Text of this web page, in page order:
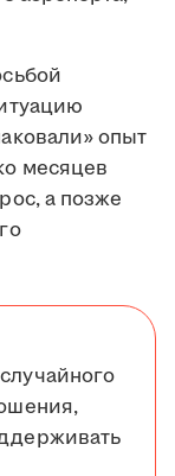
опыт
месяцев
а позже